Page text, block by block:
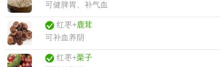
可健脾胃、补气血
红枣+鹿茸
可补血养阴
红枣+栗子